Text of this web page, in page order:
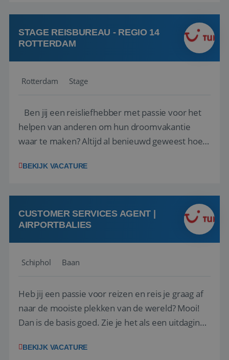
klanten te overtuigen om die droomreis te
boeken! ...
STAGE REISBUREAU - REGIO 14
ROTTERDAM
Rotterdam Stage
Ben jij een reisliefhebber met passie voor het
helpen van anderen om hun droomvakantie
waar te maken? Altijd al benieuwd geweest hoe
van de grootste reisorganisaties? Dan is een
op zoek naar een enthousiaste, leergie...
BEKIJK VACATURE
CUSTOMER SERVICES AGENT |
AIRPORTBALIES
Schiphol Baan
Heb jij een passie voor reizen en reis je graag af
naar de mooiste plekken van de wereld? Mooi!
Dan is de basis goed. Zie je het als een uitdaging
het samenstellen en boeken van de perfecte
BEKIJK VACATURE